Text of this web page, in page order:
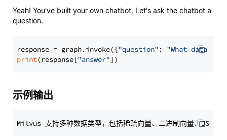
Yeah! You've built your own chatbot. Let's ask the chatbot a
question.
response = graph.invoke({"question" : "What data
print(response["answer"
示例输出